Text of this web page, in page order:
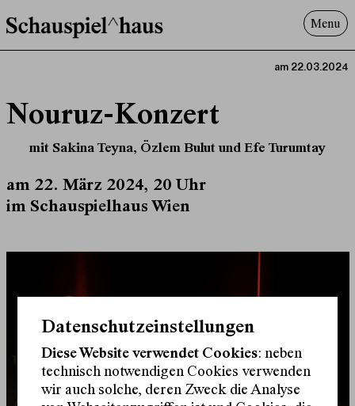
Menu
Programm
Suche
am 22.03.2024
Nouruz-Konzert
mit Sakina Teyna, Özlem Bulut und Efe Turumtay
am 22. März 2024, 20 Uhr
im Schauspielhaus Wien
Datenschutzeinstellungen
Diese Website verwendet Cookies: neben
technisch notwendigen Cookies verwenden
wir auch solche, deren Zweck die Analyse